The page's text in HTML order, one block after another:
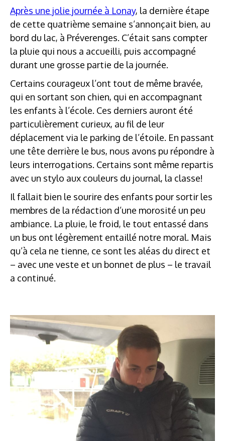
Après une jolie journée à Lonay, la dernière étape
de cette quatrième semaine s’annonçait bien, au
bord du lac, à Préverenges. C’était sans compter
la pluie qui nous a accueilli, puis accompagné
durant une grosse partie de la journée.
Certains courageux l’ont tout de même bravée,
qui en sortant son chien, qui en accompagnant
les enfants à l’école. Ces derniers auront été
particulièrement curieux, au fil de leur
déplacement via le parking de l’étoile. En passant
une tête derrière le bus, nous avons pu répondre à
leurs interrogations. Certains sont même repartis
avec un stylo aux couleurs du journal, la classe!
Il fallait bien le sourire des enfants pour sortir les
membres de la rédaction d’une morosité un peu
ambiance. La pluie, le froid, le tout entassé dans
un bus ont légèrement entaillé notre moral. Mais
qu’à cela ne tienne, ce sont les aléas du direct et
– avec une veste et un bonnet de plus – le travail
a continué.